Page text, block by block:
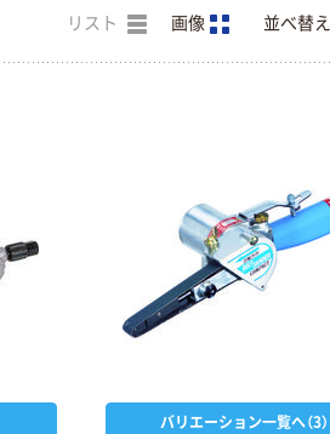
リスト 画像 並べ替え
バリエーション一覧へ（3）